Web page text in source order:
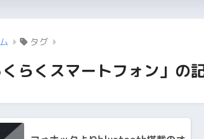
タグ
くらくスマートフォン」の